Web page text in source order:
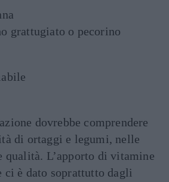
grattugiato o pecorino
dovrebbe comprendere
di ortaggi e legumi, nelle
qualità. L’apporto di vitamine
ci è dato soprattutto dagli